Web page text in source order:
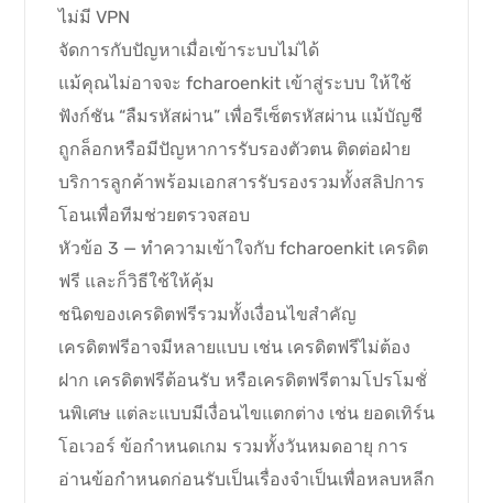
ไม่มี VPN
จัดการกับปัญหาเมื่อเข้าระบบไม่ได้
แม้คุณไม่อาจจะ fcharoenkit เข้าสู่ระบบ ให้ใช้
ฟังก์ชัน “ลืมรหัสผ่าน” เพื่อรีเซ็ตรหัสผ่าน แม้บัญชี
ถูกล็อกหรือมีปัญหาการรับรองตัวตน ติดต่อฝ่าย
บริการลูกค้าพร้อมเอกสารรับรองรวมทั้งสลิปการ
โอนเพื่อทีมช่วยตรวจสอบ
หัวข้อ 3 — ทำความเข้าใจกับ fcharoenkit เครดิต
ฟรี และก็วิธีใช้ให้คุ้ม
ชนิดของเครดิตฟรีรวมทั้งเงื่อนไขสำคัญ
เครดิตฟรีอาจมีหลายแบบ เช่น เครดิตฟรีไม่ต้อง
ฝาก เครดิตฟรีต้อนรับ หรือเครดิตฟรีตามโปรโมชั่
นพิเศษ แต่ละแบบมีเงื่อนไขแตกต่าง เช่น ยอดเทิร์น
โอเวอร์ ข้อกำหนดเกม รวมทั้งวันหมดอายุ การ
อ่านข้อกำหนดก่อนรับเป็นเรื่องจำเป็นเพื่อหลบหลีก